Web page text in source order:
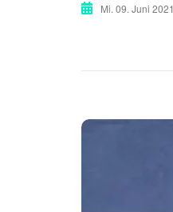
Mi. 09. Juni 2021